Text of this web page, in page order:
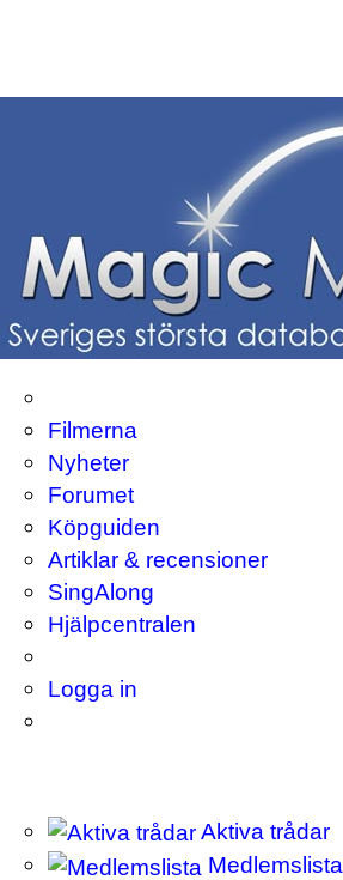
Filmerna
Nyheter
Forumet
Köpguiden
Artiklar & recensioner
SingAlong
Hjälpcentralen
Logga in
Aktiva trådar
Medlemslista